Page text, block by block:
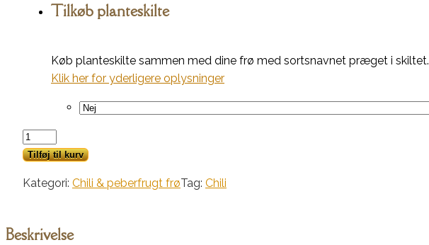
Tilkøb planteskilte
Køb planteskilte sammen med dine frø med sortsnavnet præget i skiltet.
Klik her for yderligere oplysninger
Black
Brant
Tilføj til kurv
Kategori: Chili & peberfrugt frøTag: Chili
Beskrivelse